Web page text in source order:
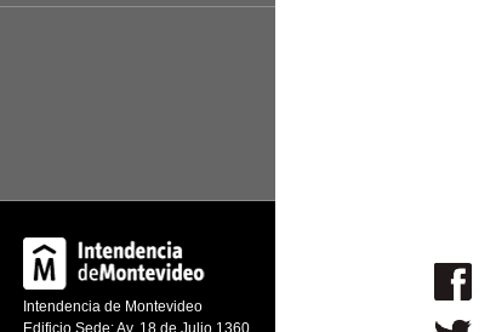
Intendencia de Montevideo
Edificio Sede: Av. 18 de Julio 1360